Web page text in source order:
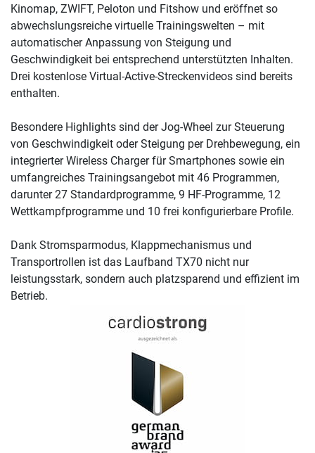
Kinomap, ZWIFT, Peloton und Fitshow und eröffnet so
abwechslungsreiche virtuelle Trainingswelten – mit
automatischer Anpassung von Steigung und
Geschwindigkeit bei entsprechend unterstützten Inhalten.
Drei kostenlose Virtual-Active-Streckenvideos sind bereits
enthalten.
Besondere Highlights sind der Jog-Wheel zur Steuerung
von Geschwindigkeit oder Steigung per Drehbewegung, ein
integrierter Wireless Charger für Smartphones sowie ein
umfangreiches Trainingsangebot mit 46 Programmen,
darunter 27 Standardprogramme, 9 HF-Programme, 12
Wettkampfprogramme und 10 frei konfigurierbare Profile.
Dank Stromsparmodus, Klappmechanismus und
Transportrollen ist das Laufband TX70 nicht nur
leistungsstark, sondern auch platzsparend und effizient im
Betrieb.